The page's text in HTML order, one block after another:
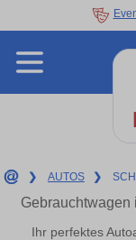
❯ AUTOS ❯
Gebrauchtwagen
Ihr perfektes